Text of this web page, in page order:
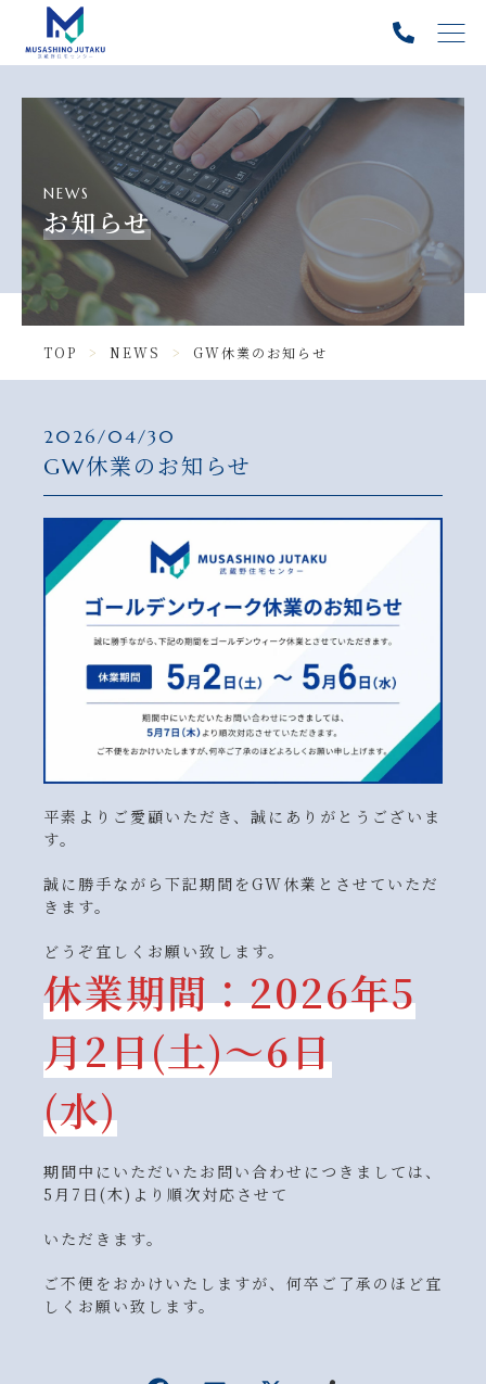
TOP
PICK UP
ABOUT
SERVICE
GALLERY
BLOG
ニュース一覧
キャンペーン一覧
BLOG
お問い合わせフォーム
NEWS
お知らせ
TOP NEWS GW休業のお知らせ
2026/04/30
GW休業のお知らせ
平素よりご愛顧いただき、誠にありがとうございま
す。
誠に勝手ながら下記期間をGW休業とさせていただ
きます。
どうぞ宜しくお願い致します。
休業期間：2026年5
月2日(土)〜6日
(水)
期間中にいただいたお問い合わせにつきましては、
5月7日(木)より順次対応させて
いただきます。
ご不便をおかけいたしますが、何卒ご了承のほど宜
しくお願い致します。